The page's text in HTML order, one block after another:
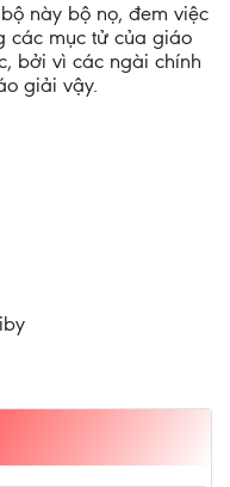
này bộ nọ, đem việc
các mục tử của giáo
bởi vì các ngài chính
giải vậy.